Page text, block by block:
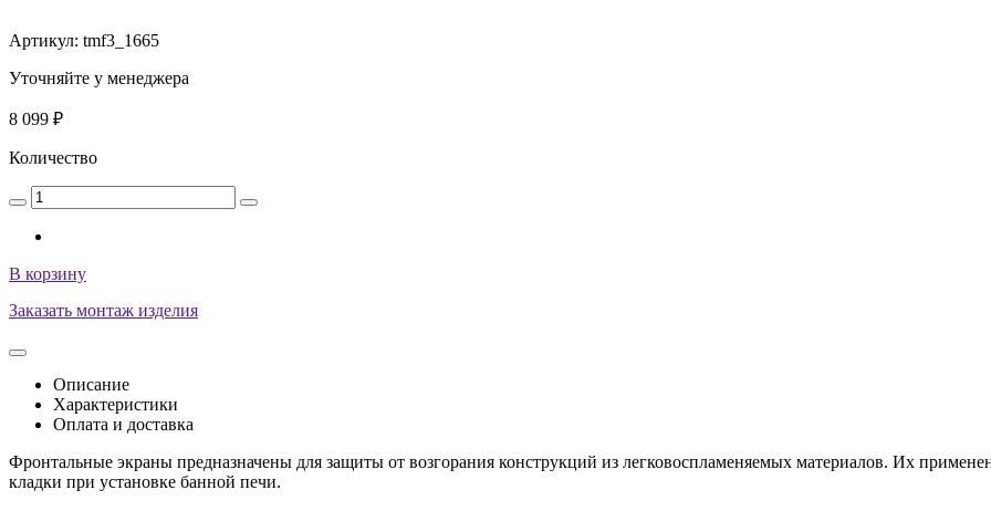
Артикул: tmf3_1665
Уточняйте у менеджера
8 099 ₽
Количество
В корзину
Заказать монтаж изделия
Описание
Характеристики
Оплата и доставка
Фронтальные экраны предназначены для защиты от возгорания конструкций из легковоспламеняемых материалов. Их
кладки при установке банной печи.